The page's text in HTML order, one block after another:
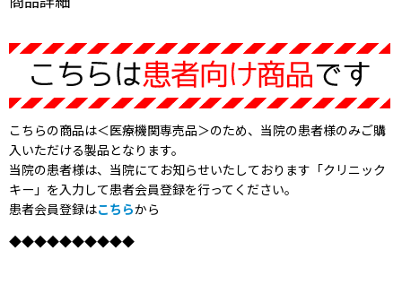
こちらの商品は＜医療機関専売品＞のため、当院の患者様のみご購
入いただける製品となります。
当院の患者様は、当院にてお知らせいたしております「クリニック
キー」を入力して患者会員登録を行ってください。
患者会員登録はこちらから
◆◆◆◆◆◆◆◆◆◆